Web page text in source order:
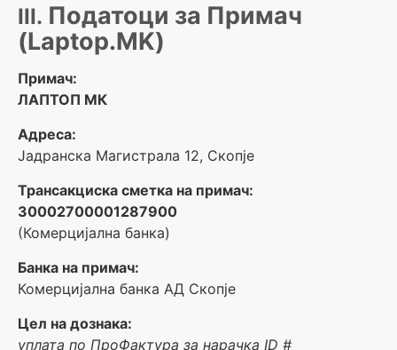
III. Податоци за Примач
(Laptop.MK)
Примач:
ЛАПТОП МК
Адреса:
Јадранска Магистрала 12, Скопје
Трансакциска сметка на примач:
30002700001287900
(Комерцијална банка)
Банка на примач:
Комерцијална банка АД Скопје
Цел на дознака:
уплата по ПроФактура за нарачка ID #